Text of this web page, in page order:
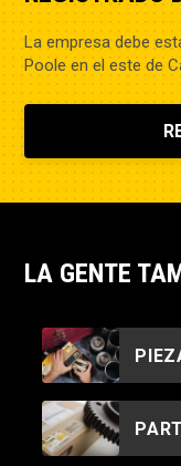
La empresa debe
Poole en el este de
LA GENTE